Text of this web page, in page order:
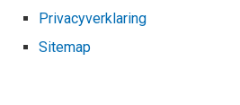
Privacyverklaring
Sitemap